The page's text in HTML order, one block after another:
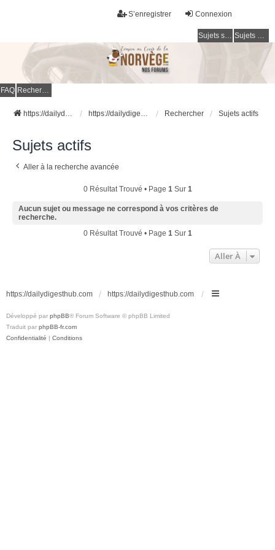
Connexion
S’enregistrer
Sujets sans réponse Sujets actifs
FAQ Rechercher
https://dailydigesthub.com https://dailydigesthub.com Rechercher Sujets actifs
Sujets actifs
Aller à la recherche avancée
0 Résultat Trouvé • Page 1Sur 1
Aucun sujet ou message ne correspond à vos critères de
recherche.
0 Résultat Trouvé • Page 1Sur 1
Aller À
https://dailydigesthub.com https://dailydigesthub.com
Développé par phpBB® Forum Software © phpBB Limited
Traduit par phpBB-fr.com
Confidentialité | Conditions